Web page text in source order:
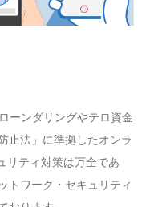
ーンダリングやテロ資金
止法」に準拠したオンラ
リティ対策は万全であ
トワーク・セキュリティ